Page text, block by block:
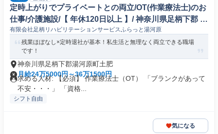
定時上がりでプライベートとの両立/OT(作業療法士)のお
仕事/介護施設/【 年休120日以上 】/ 神奈川県足柄下郡 L
HR
有限会社足柄リハビリテーションサービスふらっと湯河原
残業ほぼなし×定時退社が基本！私生活と無理なく両立できる職場
です！
神奈川県足柄下郡湯河原町土肥
月給24万5000円～36万1500円
求める人材: 【必須】 作業療法士（OT） 「ブランクがあって
不安・・・」 「資格...
シフト自由
気になる